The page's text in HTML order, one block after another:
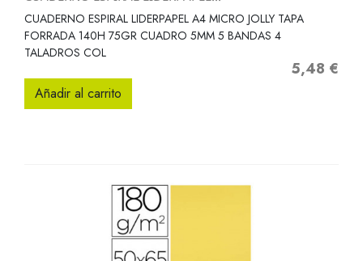
CUADERNO ESPIRAL LIDERPAPEL A4 MICRO JOLLY TAPA
FORRADA 140H 75GR CUADRO 5MM 5 BANDAS 4
TALADROS COL
Precio
5,48 €
Añadir al carrito